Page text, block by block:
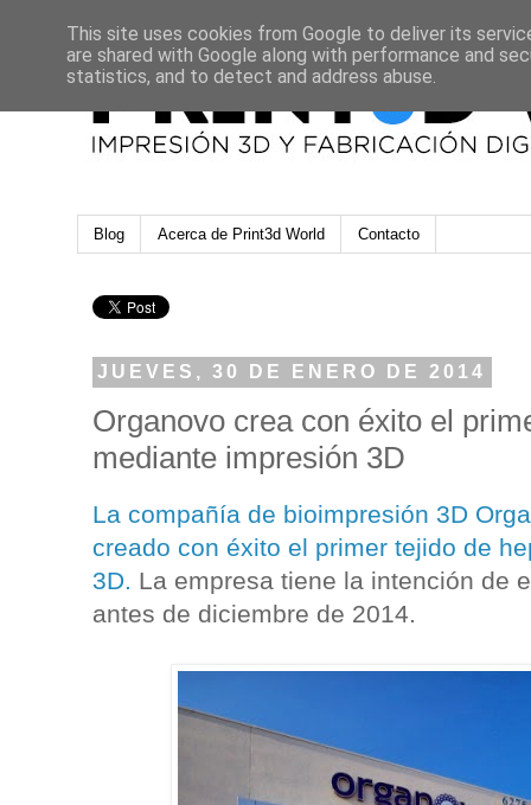
Blog Acerca de Print3d World Contacto
JUEVES, 30 DE ENERO DE 2014
Organovo crea con éxito el
mediante impresión 3D
La compañía de bioimpresión 3D
creado con éxito el primer tejido de
3D. La empresa tiene la intención de
antes de diciembre de 2014.
This site uses cookies from Google to deliver its
are shared with Google along with performance and
statistics, and to detect and address abuse.